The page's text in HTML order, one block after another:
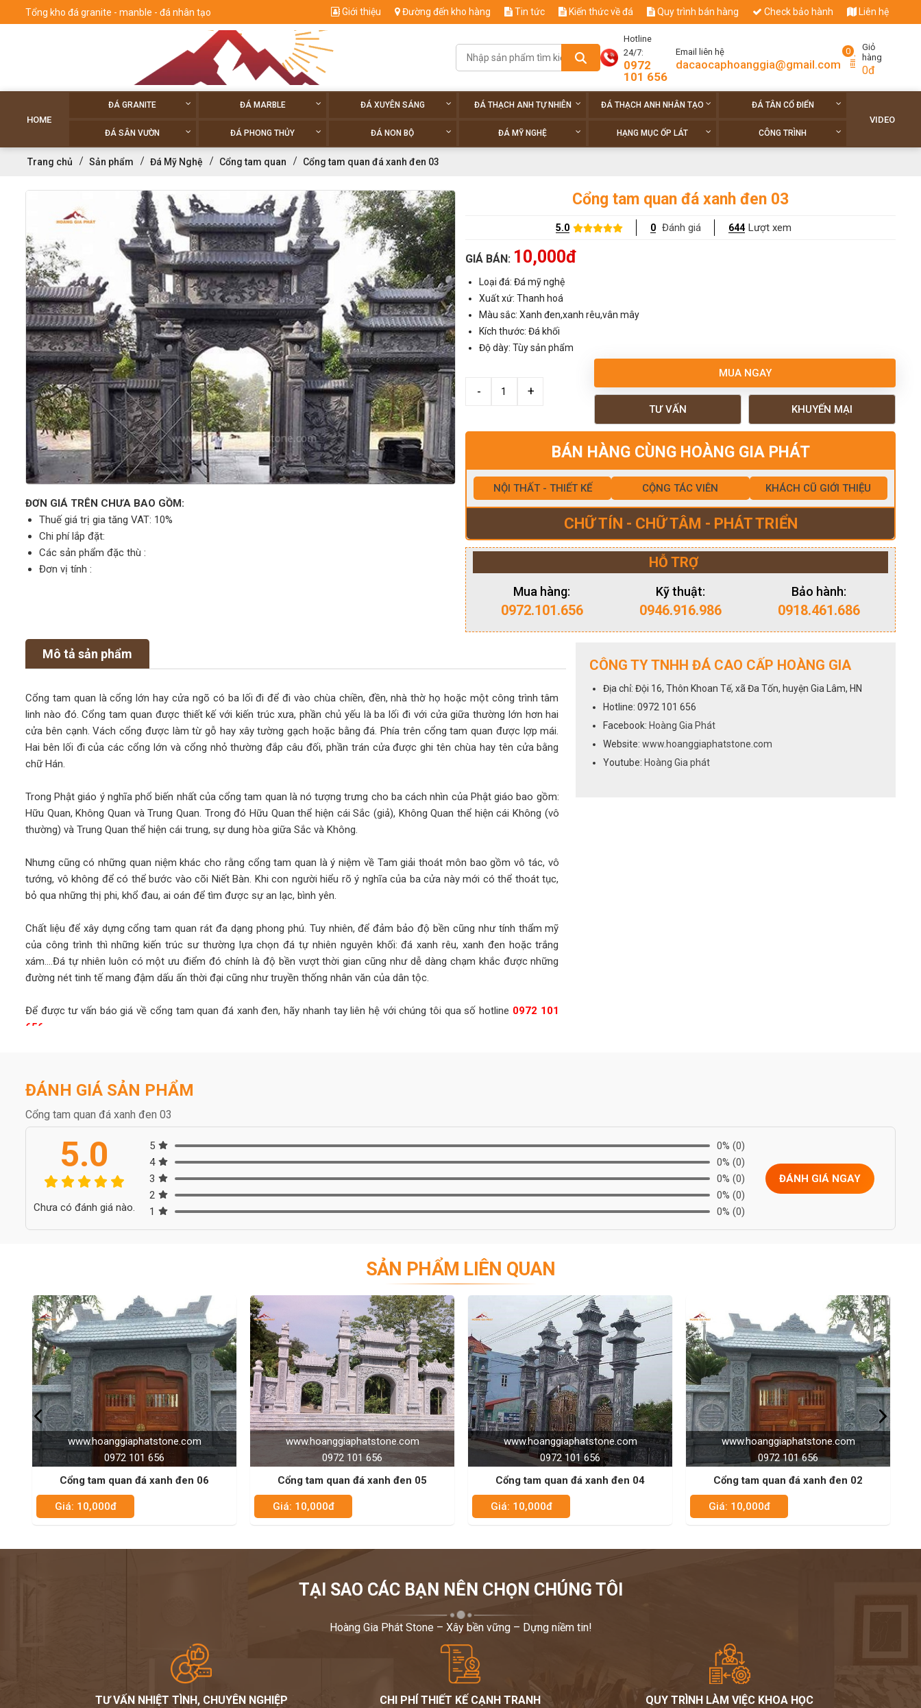
Tổng kho đá granite - manble - đá nhân tạo Giới thiệu Đường đến kho hàng Tin tức Kiến thức về đá Quy trình bán hàng Check bảo hành Liên hệ
Hotline
24/7:
0972
101 656
Email liên hệ
dacaocaphoanggia@gmail.com
0
Giỏ
hàng
0đ
HOME
ĐÁ GRANITE ĐÁ MARBLE ĐÁ XUYÊN SÁNG ĐÁ THẠCH ANH TỰ NHIÊN ĐÁ THẠCH ANH NHÂN TẠO ĐÁ TÂN CỔ ĐIỂN
ĐÁ SÂN VƯỜN ĐÁ PHONG THỦY ĐÁ NON BỘ ĐÁ MỸ NGHỆ HẠNG MỤC ỐP LÁT CÔNG TRÌNH
VIDEO
Trang chủ Sản phẩm Đá Mỹ Nghệ Cổng tam quan Cổng tam quan đá xanh đen 03
ĐƠN GIÁ TRÊN CHƯA BAO GỒM:
Thuế giá trị gia tăng VAT: 10%
Chi phí lắp đặt:
Các sản phẩm đặc thù :
Đơn vị tính :
Cổng tam quan đá xanh đen 03
5.0 0 Đánh giá 644 Lượt xem
GIÁ BÁN: 10,000đ
Loại đá: Đá mỹ nghệ
Xuất xứ: Thanh hoá
Màu sắc: Xanh đen,xanh rêu,vân mây
Kích thước: Đá khối
Độ dày: Tùy sản phẩm
MUA NGAY
TƯ VẤN KHUYẾN MẠI
BÁN HÀNG CÙNG HOÀNG GIA PHÁT
NỘI THẤT - THIẾT KẾ CỘNG TÁC VIÊN KHÁCH CŨ GIỚI THIỆU
CHỮ TÍN - CHỮ TÂM - PHÁT TRIỂN
HỖ TRỢ
Mua hàng:
0972.101.656
Kỹ thuật:
0946.916.986
Bảo hành:
0918.461.686
Mô tả sản phẩm
Cổng tam quan là cổng lớn hay cửa ngõ có ba lối đi để đi vào chùa chiền, đền, nhà thờ họ hoặc một công trình tâm
linh nào đó. Cổng tam quan được thiết kế với kiến trúc xưa, phần chủ yếu là ba lối đi với cửa giữa thường lớn hơn hai
cửa bên cạnh. Vách cổng được làm từ gỗ hay xây tường gạch hoặc bằng đá. Phía trên cổng tam quan được lợp mái.
Hai bên lối đi của các cổng lớn và cổng nhỏ thường đắp câu đối, phần trán cửa được ghi tên chùa hay tên cửa bằng
chữ Hán.
Trong Phật giáo ý nghĩa phổ biến nhất của cổng tam quan là nó tượng trưng cho ba cách nhìn của Phật giáo bao gồm:
Hữu Quan, Không Quan và Trung Quan. Trong đó Hữu Quan thể hiện cái Sắc (giả), Không Quan thể hiện cái Không (vô
thường) và Trung Quan thể hiện cái trung, sự dung hòa giữa Sắc và Không.
Nhưng cũng có những quan niệm khác cho rằng cổng tam quan là ý niệm về Tam giải thoát môn bao gồm vô tác, vô
tướng, vô không để có thể bước vào cõi Niết Bàn. Khi con người hiểu rõ ý nghĩa của ba cửa này mới có thể thoát tục,
bỏ qua những thị phi, khổ đau, ai oán để tìm được sự an lạc, bình yên.
Chất liệu để xây dựng cổng tam quan rát đa dạng phong phú. Tuy nhiên, để đảm bảo độ bền cũng như tính thẩm mỹ
của công trình thì những kiến trúc sư thường lựa chọn đá tự nhiên nguyên khối: đá xanh rêu, xanh đen hoặc trắng
xám....Đá tự nhiên luôn có một ưu điểm đó chính là độ bền vượt thời gian cũng như dễ dàng chạm khắc được những
đường nét tinh tế mang đậm dấu ấn thời đại cũng như truyền thống nhân văn của dân tộc.
Để được tư vấn báo giá về cổng tam quan đá xanh đen, hãy nhanh tay liên hệ với chúng tôi qua số hotline 0972 101
656
CÔNG TY TNHH ĐÁ CAO CẤP HOÀNG GIA
Địa chỉ: Đội 16, Thôn Khoan Tế, xã Đa Tốn, huyện Gia Lâm, HN
Hotline: 0972 101 656
Facebook: Hoàng Gia Phát
Website: www.hoanggiaphatstone.com
Youtube: Hoàng Gia phát
ĐÁNH GIÁ SẢN PHẨM
Cổng tam quan đá xanh đen 03
5.0
Chưa có đánh giá nào.
5 0% (0)
4
0% (0)
3
0% (0)
2
0% (0)
1
0% (0)
ĐÁNH GIÁ NGAY
SẢN PHẨM LIÊN QUAN
www.hoanggiaphatstone.com
0972 101 656
Cổng tam quan đá xanh đen 05
Giá: 10,000đ
www.hoanggiaphatstone.com
0972 101 656
Cổng tam quan đá xanh đen 04
Giá: 10,000đ
www.hoanggiaphatstone.com
0972 101 656
Cổng tam quan đá xanh đen 02
Giá: 10,000đ
www.hoanggiaphatstone.com
0972 101 656
Cổng tam quan đá xanh đen 01
Giá: 10,000đ
TẠI SAO CÁC BẠN NÊN CHỌN CHÚNG TÔI
Hoàng Gia Phát Stone – Xây bền vững – Dựng niềm tin!
TƯ VẤN NHIỆT TÌNH, CHUYÊN NGHIỆP CHI PHÍ THIẾT KẾ CẠNH TRANH QUY TRÌNH LÀM VIỆC KHOA HỌC